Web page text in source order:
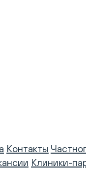
Контакты
Клиники-